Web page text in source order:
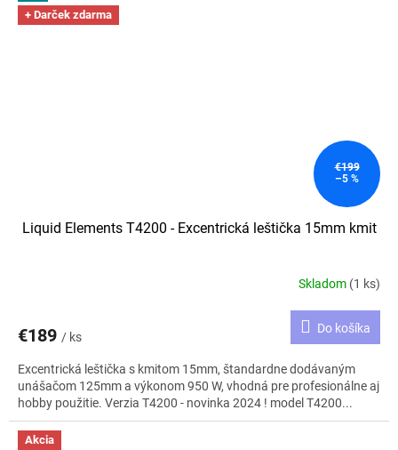
+ Darček zdarma
€199
–5 %
Liquid Elements T4200 - Excentrická leštička 15mm kmit
Skladom (1 ks)
€189 / ks
Do košíka
Excentrická leštička s kmitom 15mm, štandardne dodávaným
unášačom 125mm a výkonom 950 W, vhodná pre profesionálne aj
hobby použitie. Verzia T4200 - novinka 2024 ! model T4200...
Akcia